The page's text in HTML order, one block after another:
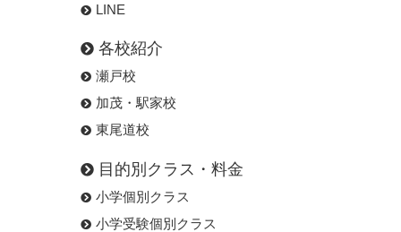
LINE
各校紹介
瀬戸校
加茂・駅家校
東尾道校
目的別クラス・料金
小学個別クラス
小学受験個別クラス